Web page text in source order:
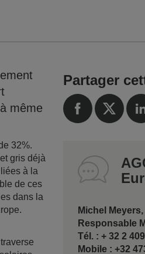
même
32%.
gris déjà
à la
de ces
dans la
Partager
Michel Meyers,
Responsable
Tél. : + 32 2
Mobile : +32